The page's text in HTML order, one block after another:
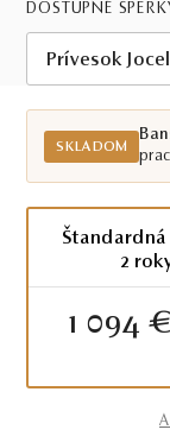
DOSTUPNÉ
Prívesok
Skladom BB
SKLADOM
Štandardná
2
1 094 €